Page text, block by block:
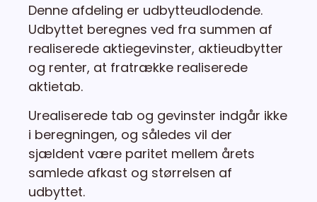
Denne afdeling er udbytteudlodende.
Udbyttet beregnes ved fra summen af
realiserede aktiegevinster, aktieudbytter
og renter, at fratrække realiserede
aktietab.
Urealiserede tab og gevinster indgår ikke
i beregningen, og således vil der
sjældent være paritet mellem årets
samlede afkast og størrelsen af
udbyttet.